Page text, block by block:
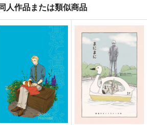
人作品または類似商品